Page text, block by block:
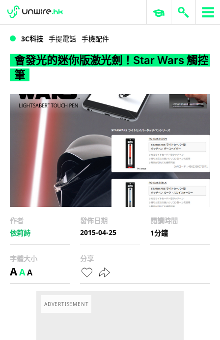
會發光的迷你版激光劍！Star Wars 觸控筆
WWDC 2026 ERP 與商業 AI
3C科技 手提電話 手機配件
會發光的迷你版激光劍！Star Wars 觸控
筆
作者
依莉詩
發佈日期
2015-04-25
閱讀時間
1分鐘
字體大小
AAA
分享
ADVERTISEMENT